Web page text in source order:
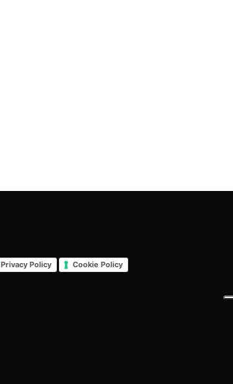
Privacy Policy Cookie Policy